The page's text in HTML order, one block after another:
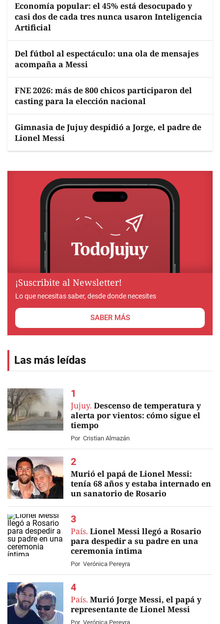
Economía popular: el 45% está desocupado y
casi dos de cada tres nunca usaron Inteligencia
Artificial
Del fútbol al espectáculo: una ola de mensajes
acompaña a Messi
FNE 2026: más de 800 chicos participaron del
casting para la elección nacional
Gimnasia de Jujuy despidió a Jorge, el padre de
Lionel Messi
¡Suscribite al Newsletter!
Lo que necesitas saber, desde donde necesites
SABER MÁS
Las más leídas
Jujuy. Descenso de temperatura y
alerta por vientos: cómo sigue el
tiempo
Por Cristian Almazán
EN VIVO
Murió el papá de Lionel Messi:
tenía 68 años y estaba internado en
un sanatorio de Rosario
País. Lionel Messi llegó a Rosario
para despedir a su padre en una
ceremonia íntima
Por Verónica Pereyra
País. Murió Jorge Messi, el papá y
representante de Lionel Messi
Por Verónica Pereyra